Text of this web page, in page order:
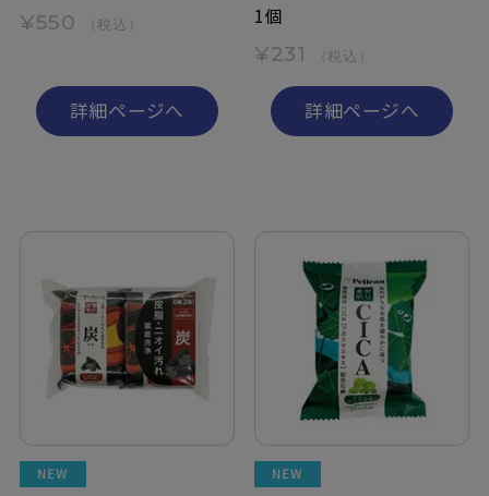
ご利用案内
よくあるご質問
会員登録でお得
¥550 （税込）
詳細ページへ
1個
¥231 （税込）
詳細ページへ